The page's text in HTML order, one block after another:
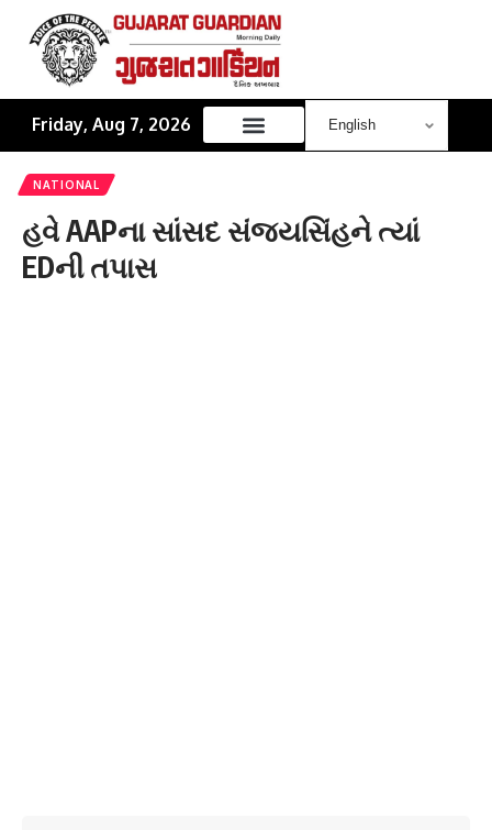
Friday, Aug 7, 2026
NATIONAL
હવે AAPના સાંસદ સંજયસિંહને ત્યાં
EDની તપાસ